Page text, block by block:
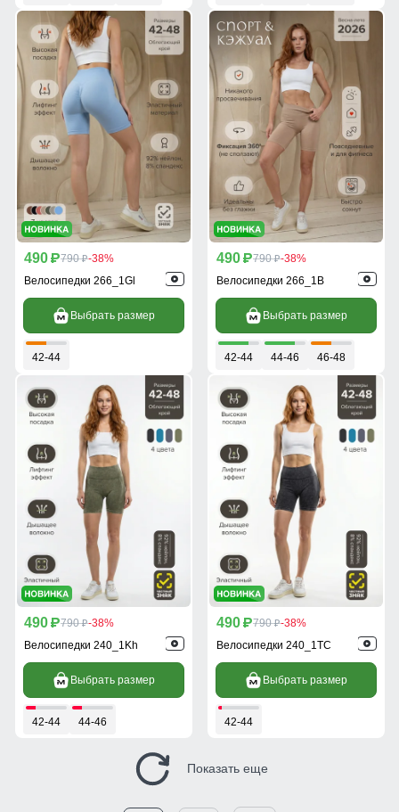
490 p790 p-38%
Велосипедки 266_1Gl
Выбрать размер
42-44
490 p790 p-38%
Велосипедки 266_1B
Выбрать размер
42-44 44-46 46-48
490 p790 p-38%
Велосипедки 240_1Kh
Выбрать размер
42-44 44-46
490 p790 p-38%
Велосипедки 240_1TC
Выбрать размер
42-44
Показать еще